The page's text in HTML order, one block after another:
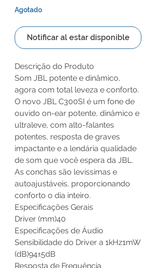
Agotado
Notificar al estar disponible
Descrição do Produto
Som JBL potente e dinâmico,
agora com total leveza e conforto.
O novo JBL C300SI é um fone de
ouvido on-ear potente, dinâmico e
ultraleve, com alto-falantes
potentes, resposta de graves
impactante e a lendária qualidade
de som que você espera da JBL.
As conchas são levíssimas e
autoajustáveis, proporcionando
conforto o dia inteiro.
Especificações Gerais
Driver (mm)40
Especificações de Áudio
Sensibilidade do Driver a 1kHz1mW
(dB)94±5dB
Resposta de Frequência